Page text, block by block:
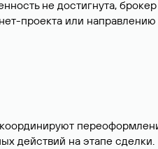
не достигнута,
проекта или направлению
действий на этапе сделки.